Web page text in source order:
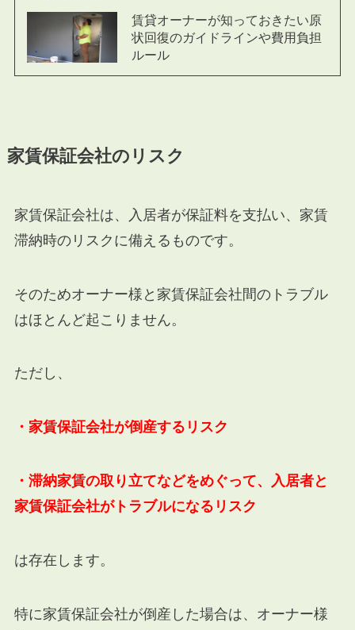
賃貸オーナーが知っておきたい原
状回復のガイドラインや費用負担
ルール
家賃保証会社のリスク
家賃保証会社は、入居者が保証料を支払い、家賃
滞納時のリスクに備えるものです。
そのためオーナー様と家賃保証会社間のトラブル
はほとんど起こりません。
ただし、
・家賃保証会社が倒産するリスク
・滞納家賃の取り立てなどをめぐって、入居者と
家賃保証会社がトラブルになるリスク
は存在します。
特に家賃保証会社が倒産した場合は、オーナー様